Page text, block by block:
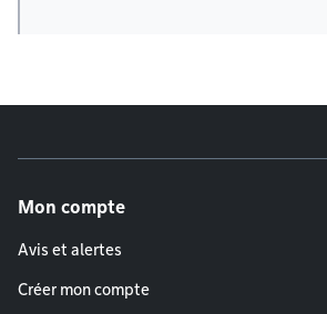
Mon compte
Avis et alertes
Créer mon compte